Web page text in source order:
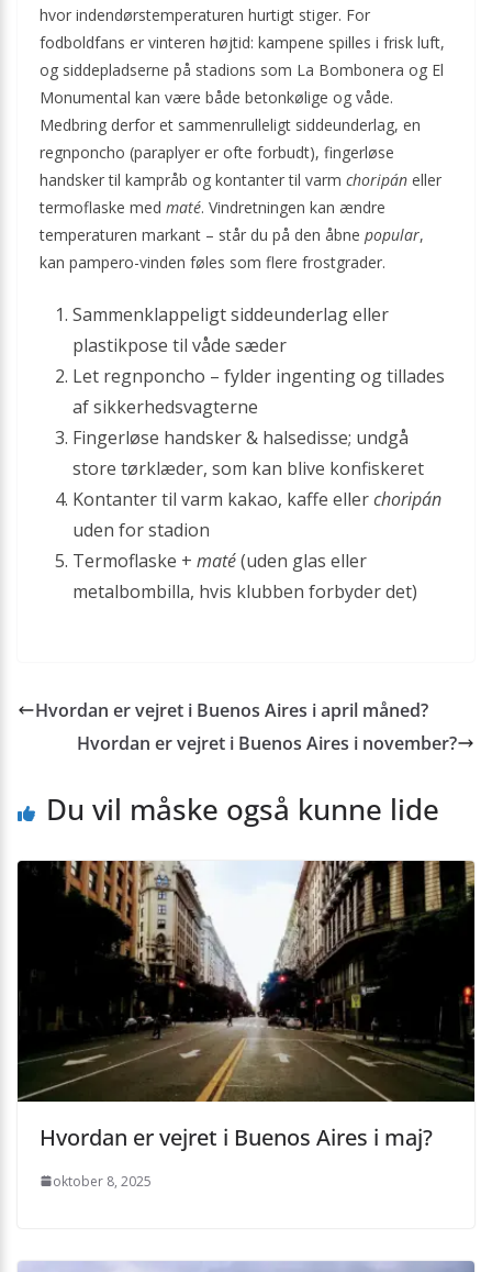
hvor indendørstemperaturen hurtigt stiger. For
fodboldfans er vinteren højtid: kampene spilles i frisk luft,
og siddepladserne på stadions som La Bombonera og El
Monumental kan være både betonkølige og våde.
Medbring derfor et sammenrulleligt siddeunderlag, en
regnponcho (paraplyer er ofte forbudt), fingerløse
handsker til kampråb og kontanter til varm choripán eller
termoflaske med maté. Vindretningen kan ændre
temperaturen markant – står du på den åbne popular,
kan pampero-vinden føles som flere frostgrader.
Sammenklappeligt siddeunderlag eller
plastikpose til våde sæder
Let regnponcho – fylder ingenting og tillades
af sikkerhedsvagterne
Fingerløse handsker & halsedisse; undgå
store tørklæder, som kan blive konfiskeret
Kontanter til varm kakao, kaffe ellerchoripán
uden for stadion
Termoflaske + maté(uden glas eller
metalbombilla, hvis klubben forbyder det)
Hvordan er vejret i Buenos Aires i april måned?
Hvordan er vejret i Buenos Aires i november?
Du vil måske også kunne lide
Hvordan er vejret i Buenos Aires i maj?
oktober 8, 2025